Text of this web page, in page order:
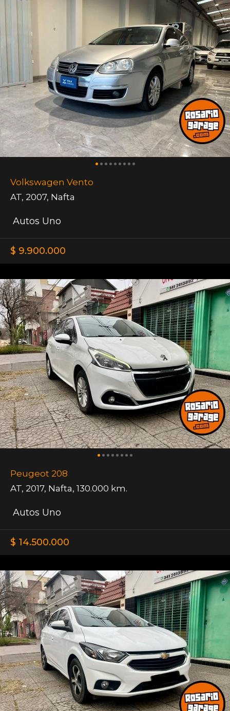
Volkswagen Vento
AT, 2007, Nafta
Autos Uno
$ 9.900.000
Peugeot 208
AT, 2017, Nafta, 130.000 km.
Autos Uno
$ 14.500.000